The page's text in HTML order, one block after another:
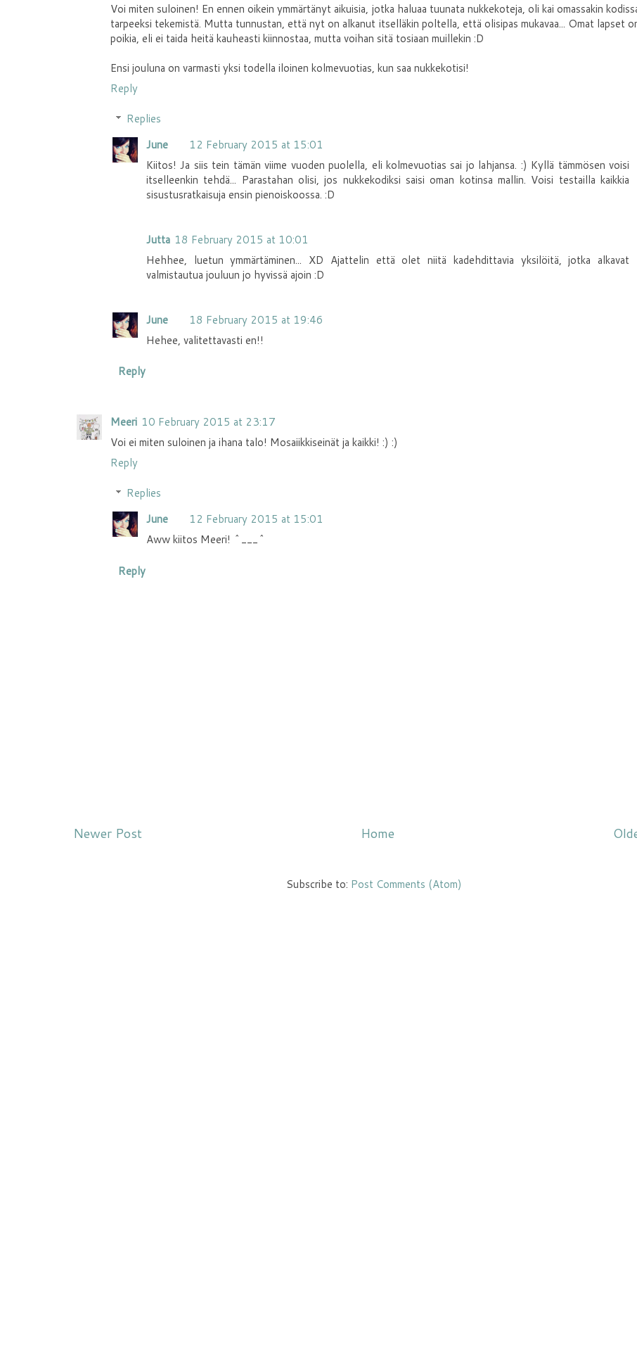
Voi miten suloinen! En ennen oikein ymmärtänyt aikuisia, jotka haluaa tuunata nukkekoteja, oli kai omassakin
tarpeeksi tekemistä. Mutta tunnustan, että nyt on alkanut itselläkin poltella, että olisipas mukavaa... Omat lapset
poikia, eli ei taida heitä kauheasti kiinnostaa, mutta voihan sitä tosiaan muillekin :D
Ensi jouluna on varmasti yksi todella iloinen kolmevuotias, kun saa nukkekotisi!
Reply
Replies
June
12 February 2015 at 15:01
Kiitos! Ja siis tein tämän viime vuoden puolella, eli kolmevuotias sai jo lahjansa. :) Kyllä tämmösen voisi
itselleenkin tehdä... Parastahan olisi, jos nukkekodiksi saisi oman kotinsa mallin. Voisi testailla kaikkia
sisustusratkaisuja ensin pienoiskoossa. :D
Jutta 18 February 2015 at 10:01
Hehhee, luetun ymmärtäminen... XD Ajattelin että olet niitä kadehdittavia yksilöitä, jotka alkavat
valmistautua jouluun jo hyvissä ajoin :D
June
18 February 2015 at 19:46
Hehee, valitettavasti en!!
Reply
Meeri 10 February 2015 at 23:17
Voi ei miten suloinen ja ihana talo! Mosaiikkiseinät ja kaikki! :) :)
Reply
Replies
June
12 February 2015 at 15:01
Aww kiitos Meeri! ^___^
Reply
Newer Post Home
Subscribe to: Post Comments (Atom)